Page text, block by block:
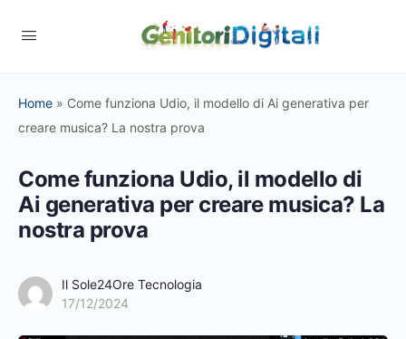
Home » Come funziona Udio, il modello di Ai generativa per
creare musica? La nostra prova
Come funziona Udio, il modello di
Ai generativa per creare musica? La
nostra prova
Il Sole24Ore Tecnologia
17/12/2024